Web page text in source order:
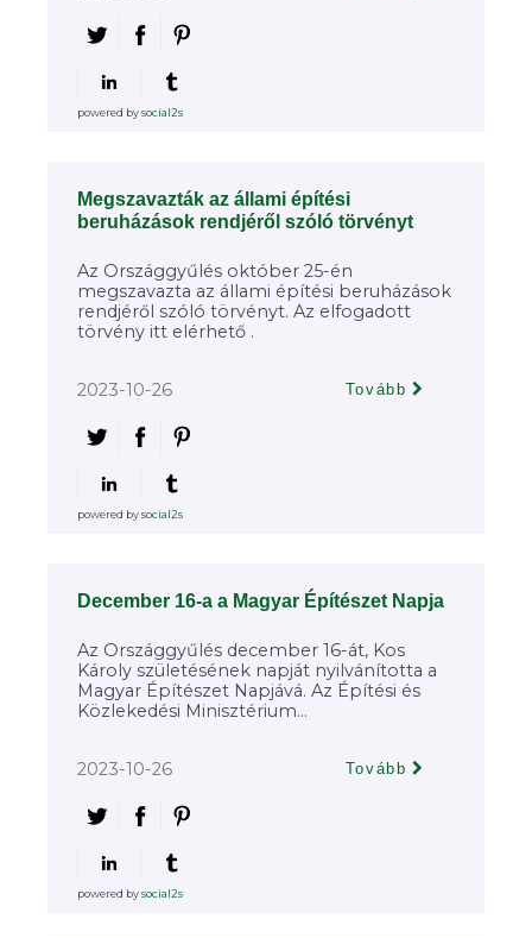
powered bysocial2s
Megszavazták az állami építési
beruházások rendjéről szóló törvényt
Az Országgyűlés október 25-én
megszavazta az állami építési beruházások
rendjéről szóló törvényt. Az elfogadott
törvény itt elérhető .
2023-10-26 Tovább
powered bysocial2s
December 16-a a Magyar Építészet Napja
Az Országgyűlés december 16-át, Kos
Károly születésének napját nyilvánította a
Magyar Építészet Napjává. Az Építési és
Közlekedési Minisztérium...
2023-10-26 Tovább
powered bysocial2s